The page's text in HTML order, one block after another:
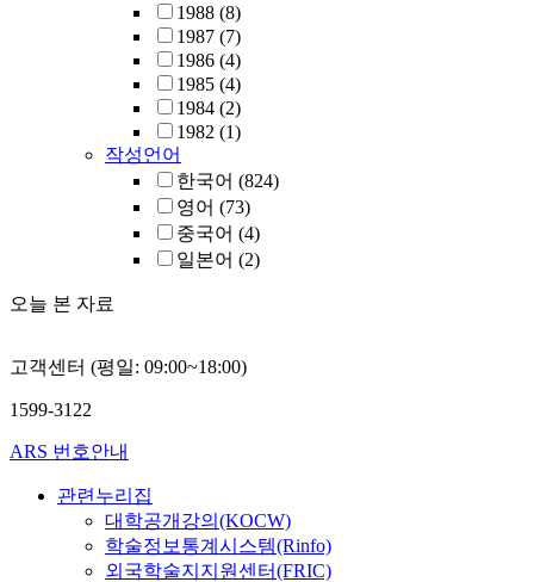
1988 (8)
1987 (7)
1986 (4)
1985 (4)
1984 (2)
1982 (1)
작성언어
한국어 (824)
영어 (73)
중국어 (4)
일본어 (2)
오늘 본 자료
고객센터 (평일: 09:00~18:00)
1599-3122
ARS 번호안내
관련누리집
대학공개강의(KOCW)
학술정보통계시스템(Rinfo)
외국학술지지원센터(FRIC)